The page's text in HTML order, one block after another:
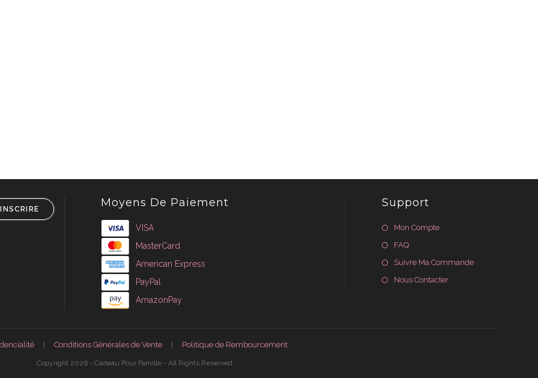
Moyens De Paiement
VISA
MasterCard
American Express
PayPal
AmazonPay
Support
Mon Compte
FAQ
Suivre Ma Commande
Nous Contacter
Conditions Générales de Vente Politique de Rembourcement
Copyright 2026 - Cadeau Pour Famille - All Rights Reserved